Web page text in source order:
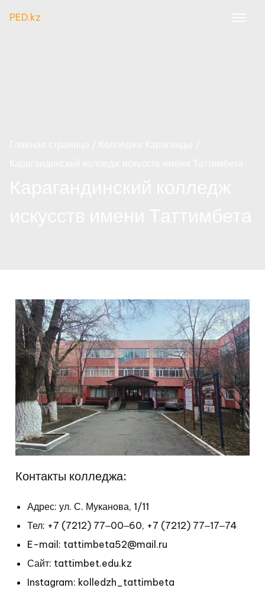
PED.kz
Контакты колледжа:
Адрес: ул. С. Муканова, 1/11
Тел: +7 (7212) 77‒00‒60, +7 (7212) 77‒17‒74
E-mail: tattimbeta52@mail.ru
Сайт: tattimbet.edu.kz
Instagram: kolledzh_tattimbeta